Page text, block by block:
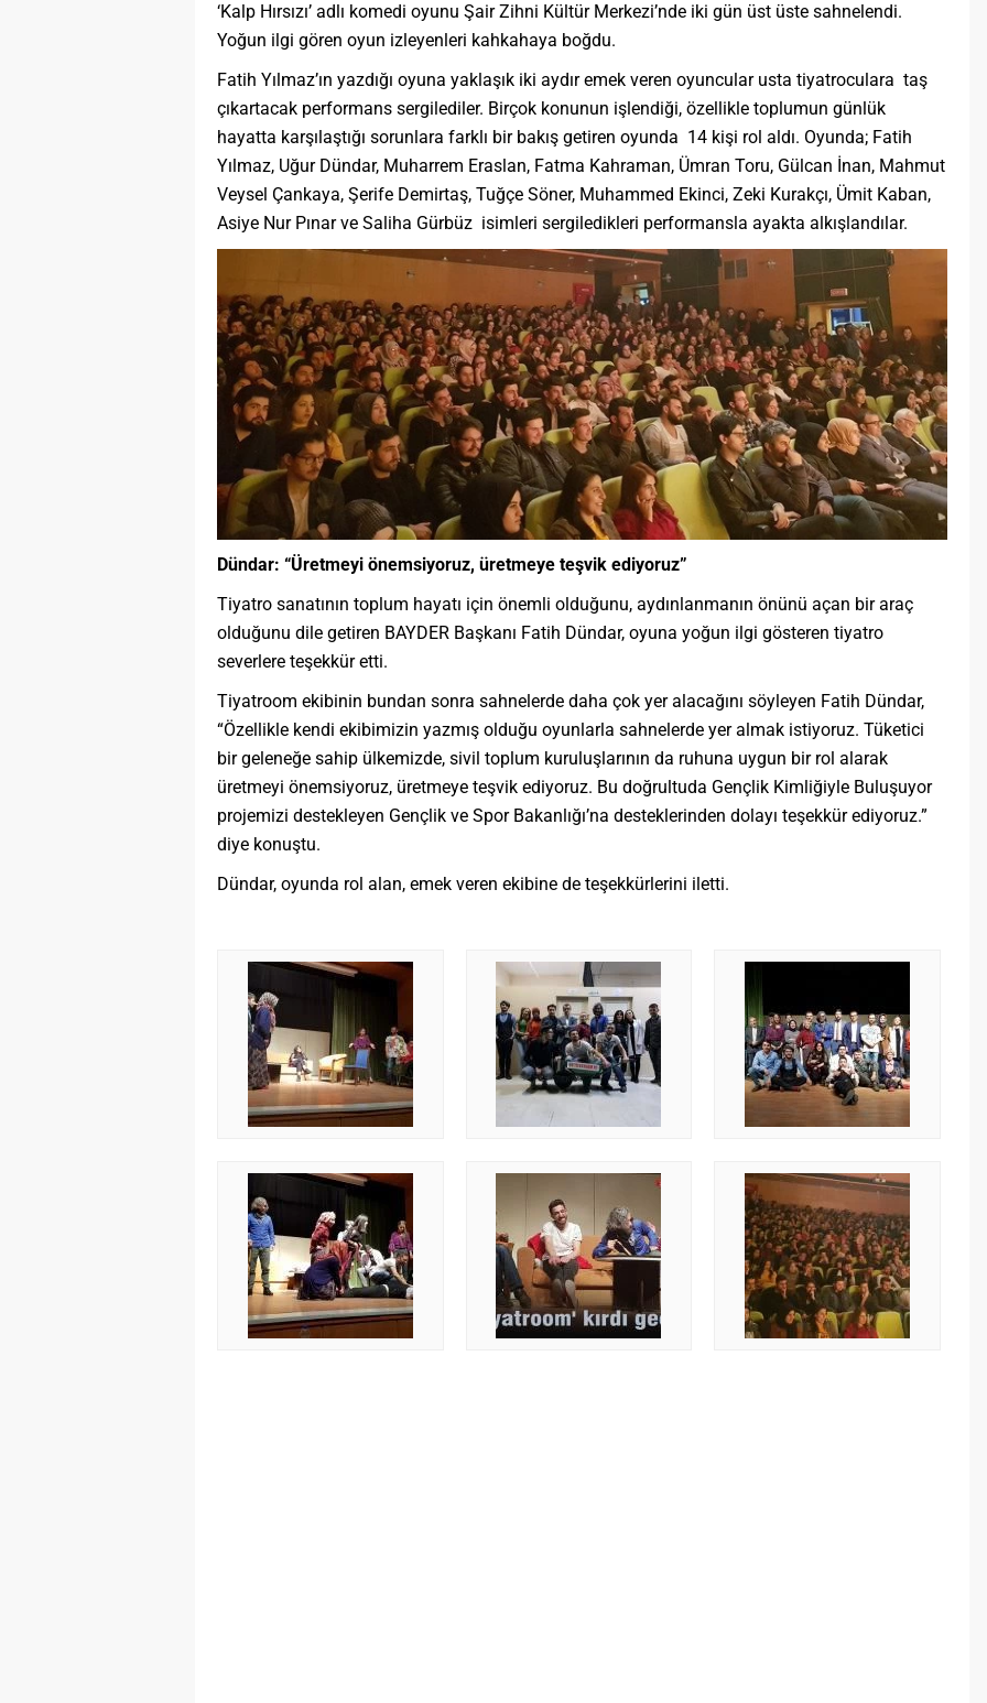
‘Kalp Hırsızı’ adlı komedi oyunu Şair Zihni Kültür Merkezi’nde iki gün üst üste sahnelendi.
Yoğun ilgi gören oyun izleyenleri kahkahaya boğdu.
Fatih Yılmaz’ın yazdığı oyuna yaklaşık iki aydır emek veren oyuncular usta tiyatroculara taş
çıkartacak performans sergilediler. Birçok konunun işlendiği, özellikle toplumun günlük
hayatta karşılaştığı sorunlara farklı bir bakış getiren oyunda 14 kişi rol aldı. Oyunda; Fatih
Yılmaz, Uğur Dündar, Muharrem Eraslan, Fatma Kahraman, Ümran Toru, Gülcan İnan, Mahmut
Veysel Çankaya, Şerife Demirtaş, Tuğçe Söner, Muhammed Ekinci, Zeki Kurakçı, Ümit Kaban,
Asiye Nur Pınar ve Saliha Gürbüz isimleri sergiledikleri performansla ayakta alkışlandılar.
Dündar: “Üretmeyi önemsiyoruz, üretmeye teşvik ediyoruz”
Tiyatro sanatının toplum hayatı için önemli olduğunu, aydınlanmanın önünü açan bir araç
olduğunu dile getiren BAYDER Başkanı Fatih Dündar, oyuna yoğun ilgi gösteren tiyatro
severlere teşekkür etti.
Tiyatroom ekibinin bundan sonra sahnelerde daha çok yer alacağını söyleyen Fatih Dündar,
“Özellikle kendi ekibimizin yazmış olduğu oyunlarla sahnelerde yer almak istiyoruz. Tüketici
bir geleneğe sahip ülkemizde, sivil toplum kuruluşlarının da ruhuna uygun bir rol alarak
üretmeyi önemsiyoruz, üretmeye teşvik ediyoruz. Bu doğrultuda Gençlik Kimliğiyle Buluşuyor
projemizi destekleyen Gençlik ve Spor Bakanlığı’na desteklerinden dolayı teşekkür ediyoruz.”
diye konuştu.
Dündar, oyunda rol alan, emek veren ekibine de teşekkürlerini iletti.